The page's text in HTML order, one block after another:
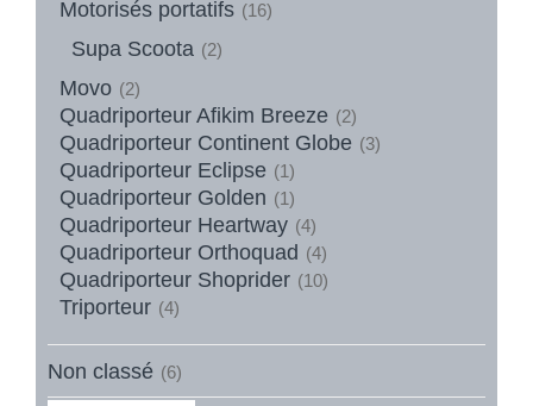
Motorisés portatifs (16)
Supa Scoota (2)
Movo (2)
Quadriporteur Afikim Breeze (2)
Quadriporteur Continent Globe (3)
Quadriporteur Eclipse (1)
Quadriporteur Golden (1)
Quadriporteur Heartway (4)
Quadriporteur Orthoquad (4)
Quadriporteur Shoprider (10)
Triporteur (4)
Non classé (6)